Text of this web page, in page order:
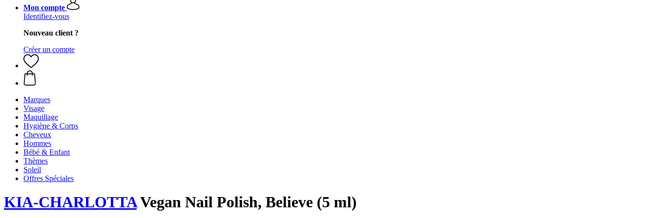
Mon compte
Identifiez-vous
Nouveau client ?
Créer un compte
Marques
Visage
Maquillage
Hygiène & Corps
Cheveux
Hommes
Bébé & Enfant
Thèmes
Soleil
Offres Spéciales
KIA-CHARLOTTAVegan Nail Polish, Believe (5 ml)